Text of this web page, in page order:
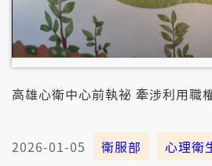
高雄心衛中心前執祕 牽涉利用職
2026-01-05 衛服部 心理衛